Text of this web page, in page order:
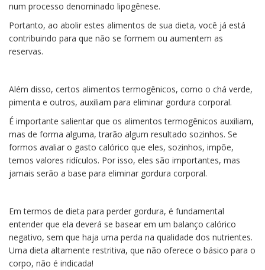
num processo denominado lipogênese.
Portanto, ao abolir estes alimentos de sua dieta, você já está
contribuindo para que não se formem ou aumentem as
reservas.
Além disso, certos alimentos termogênicos, como o chá verde,
pimenta e outros, auxiliam para eliminar gordura corporal.
É importante salientar que os alimentos termogênicos auxiliam,
mas de forma alguma, trarão algum resultado sozinhos. Se
formos avaliar o gasto calórico que eles, sozinhos, impõe,
temos valores ridículos. Por isso, eles são importantes, mas
jamais serão a base para eliminar gordura corporal.
Em termos de dieta para perder gordura, é fundamental
entender que ela deverá se basear em um balanço calórico
negativo, sem que haja uma perda na qualidade dos nutrientes.
Uma dieta altamente restritiva, que não oferece o básico para o
corpo, não é indicada!